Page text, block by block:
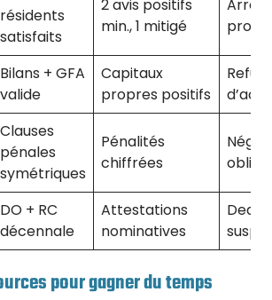
résidents
satisfaits
2 avis positifs
min., 1 mitigé
Arrêt
Bilans + GFA
valide
Capitaux
propres positifs
Refus
Clauses
pénales
symétriques
Pénalités
chiffrées
DO + RC
décennale
Attestations
nominatives
Deal
pour gagner du temps